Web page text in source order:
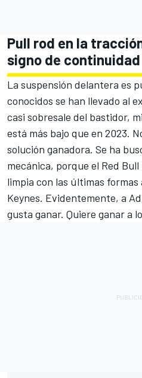
Pull rod en la
signo de continuidad
La suspensión delantera es
conocidos se han llevado al
casi sobresale del bastidor,
está más bajo que en 2023.
solución ganadora. Se ha
mecánica, porque el Red
limpia con las últimas
Keynes. Evidentemente, a
gusta ganar. Quiere ganar a